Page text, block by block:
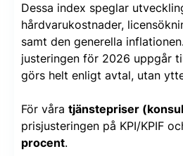
Dessa index speglar
hårdvarukostnader,
samt den generella
justeringen för 2026 uppgår
görs helt enligt avtal, utan
För våra tjänstepriser
prisjusteringen på KPI/KPIF
procent.